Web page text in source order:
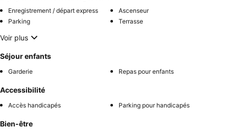
Enregistrement / départ express
Ascenseur
Parking
Terrasse
Voir plus
Séjour enfants
Garderie Repas pour enfants
Accessibilité
Accès handicapés Parking pour handicapés
Bien-être